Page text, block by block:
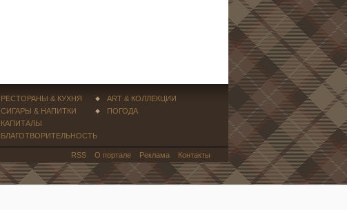
РЕСТОРАНЫ & КУХНЯ
СИГАРЫ & НАПИТКИ
КАПИТАЛЫ
БЛАГОТВОРИТЕЛЬНОСТЬ
ART & КОЛЛЕКЦИИ
ПОГОДА
RSS О портале Реклама Контакты